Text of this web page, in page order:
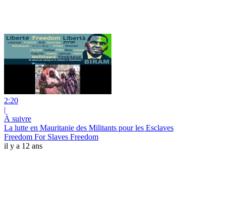
2:20
|
À suivre
La lutte en Mauritanie des Militants pour les Esclaves
Freedom For Slaves Freedom
il y a 12 ans